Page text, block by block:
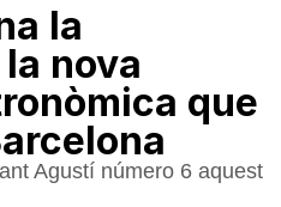
la
nova
que
Agustí número 6 aquest